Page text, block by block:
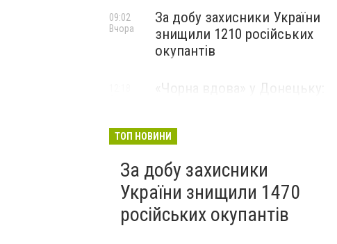
За добу захисники України
знищили 1210 російських
окупантів
09:02
Вчора
«Чорна вдова» у Донецьку:
небезпечного павука, -
ТОП НОВИНИ
За добу захисники
України знищили 1470
російських окупантів